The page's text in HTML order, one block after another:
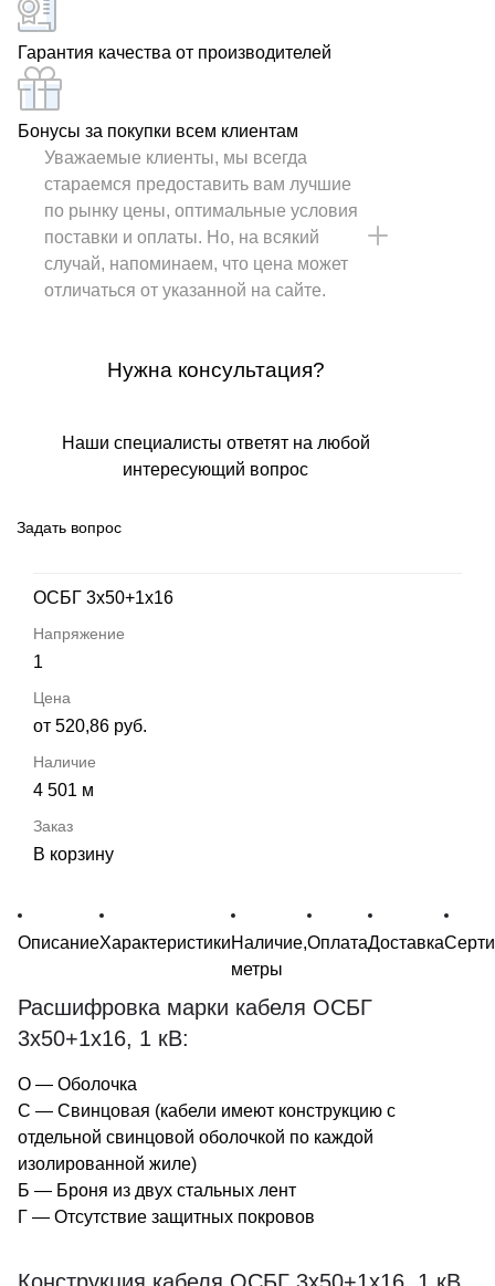
Гарантия качества от производителей
Бонусы за покупки всем клиентам
Уважаемые клиенты, мы всегда
стараемся предоставить вам лучшие
по рынку цены, оптимальные условия
поставки и оплаты. Но, на всякий
случай, напоминаем, что цена может
отличаться от указанной на сайте.
Нужна консультация?
Наши специалисты ответят на любой
интересующий вопрос
Задать вопрос
ОСБГ 3х50+1х16
1
от 520,86 руб.
4 501 м
В корзину
ОписаниеХарактеристикиНаличие,
метры
ОплатаДоставка
Расшифровка марки кабеля ОСБГ
3х50+1х16, 1 кВ:
О — Оболочка
С — Свинцовая (кабели имеют конструкцию с
отдельной свинцовой оболочкой по каждой
изолированной жиле)
Б — Броня из двух стальных лент
Г — Отсутствие защитных покровов